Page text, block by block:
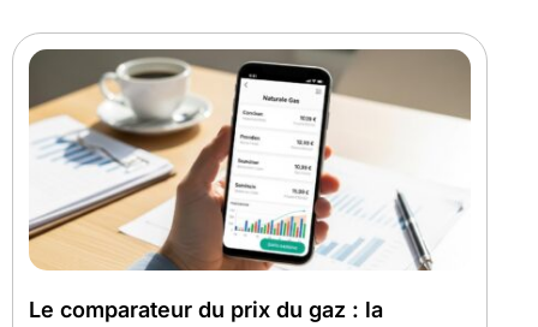
Le comparateur du prix du gaz : la